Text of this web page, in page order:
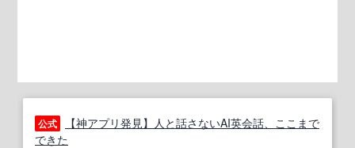
公式
【神アプリ発見】人と話さないAI英会話、ここまで
できた